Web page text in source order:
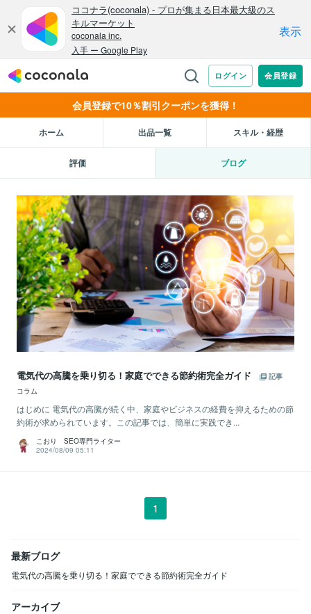
会員登録で10％割引クーポンを獲得！
ホーム 出品一覧 スキル・経歴
評価 ブログ
電気代の高騰を乗り切る！家庭でできる節約術完全ガイド
記事
コラム
はじめに 電気代の高騰が続く中、家庭やビジネスの経費を抑えるための節
約術が求められています。この記事では、簡単に実践でき...
こおり SEO専門ライター
2024/08/09 05:11
1
最新ブログ
電気代の高騰を乗り切る！家庭でできる節約術完全ガイド
アーカイブ